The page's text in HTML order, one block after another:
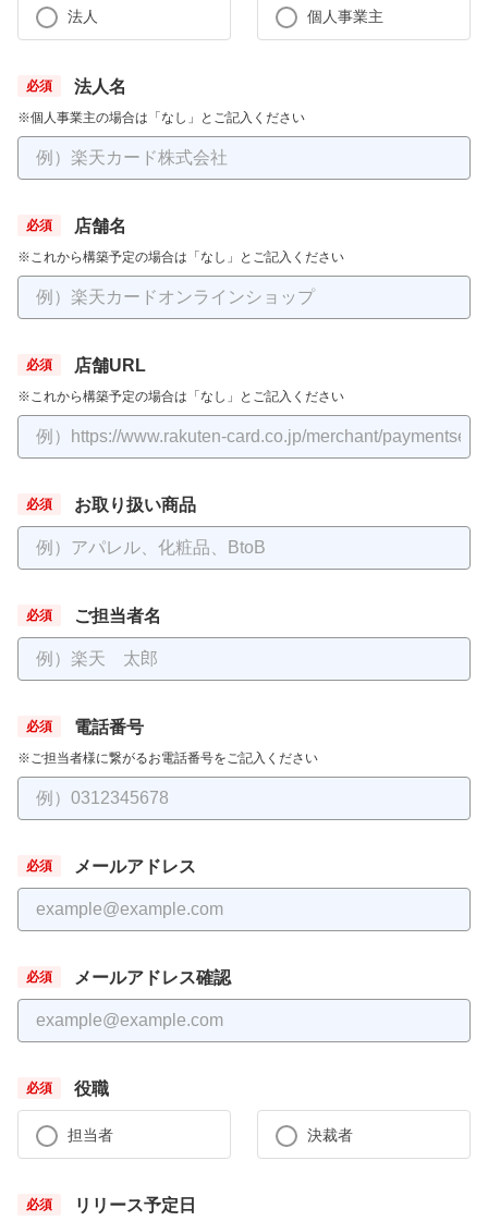
法人 個人事業主
法人名
※個人事業主の場合は「なし」とご記入ください
店舗名
※これから構築予定の場合は「なし」とご記入ください
店舗URL
※これから構築予定の場合は「なし」とご記入ください
お取り扱い商品
ご担当者名
電話番号
※ご担当者様に繋がるお電話番号をご記入ください
メールアドレス
メールアドレス確認
役職
担当者 決裁者
リリース予定日